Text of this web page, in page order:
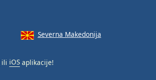
Severna Makedonija
ili iOS aplikacije!